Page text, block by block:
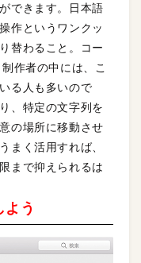
できます。日本語
作というワンクッ
替わること。コー
作者の中には、こ
る人も多いので
、特定の文字列を
の場所に移動させ
まく活用すれば、
まで抑えられるは
う